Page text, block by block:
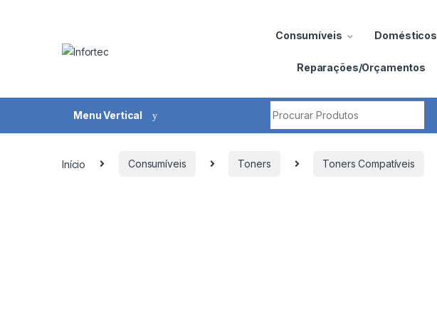
Consumíveis Domésticos
Reparações/Orçamentos
Menu Vertical
Início Consumíveis Toners Toners Compatíveis